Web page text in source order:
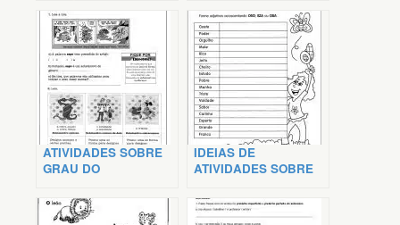
ATIVIDADES SOBRE
GRAU DO
IDEIAS DE
ATIVIDADES SOBRE